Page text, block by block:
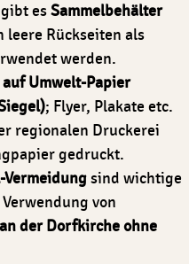
esSammelbehälter
leere Rückseiten als
werden.
Umwelt-Papier
; Flyer, Plakate etc.
regionalen Druckerei
gedruckt.
sind wichtige
von
der Dorfkirche ohne